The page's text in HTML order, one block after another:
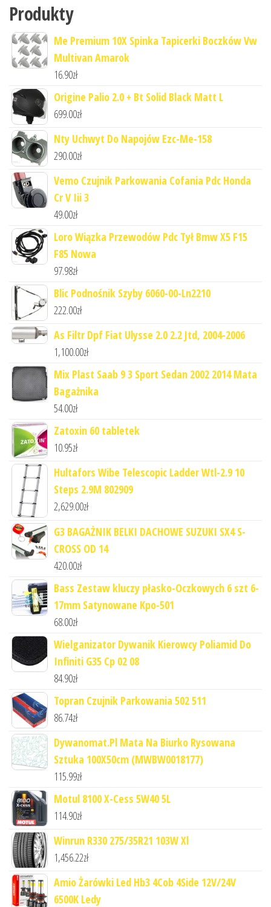
Produkty
Me Premium 10X Spinka Tapicerki Boczków Vw
Multivan Amarok
16.90zł
Origine Palio 2.0 + Bt Solid Black Matt L
699.00zł
Nty Uchwyt Do Napojów Ezc-Me-158
290.00zł
Vemo Czujnik Parkowania Cofania Pdc Honda
Cr V Iii 3
49.00zł
Loro Wiązka Przewodów Pdc Tył Bmw X5 F15
F85 Nowa
97.98zł
Blic Podnośnik Szyby 6060-00-Ln2210
222.00zł
As Filtr Dpf Fiat Ulysse 2.0 2.2 Jtd, 2004-2006
1,100.00zł
Mix Plast Saab 9 3 Sport Sedan 2002 2014 Mata
Bagażnika
54.00zł
Zatoxin 60 tabletek
10.95zł
Hultafors Wibe Telescopic Ladder Wtl-2.9 10
Steps 2.9M 802909
2,629.00zł
G3 BAGAŻNIK BELKI DACHOWE SUZUKI SX4 S-
CROSS OD 14
420.00zł
Bass Zestaw kluczy płasko-Oczkowych 6 szt 6-
17mm Satynowane Kpo-501
68.00zł
Wielganizator Dywanik Kierowcy Poliamid Do
Infiniti G35 Cp 02 08
84.90zł
Topran Czujnik Parkowania 502 511
86.74zł
Dywanomat.Pl Mata Na Biurko Rysowana
Sztuka 100X50cm (MWBW0018177)
115.99zł
Motul 8100 X-Cess 5W40 5L
114.90zł
Winrun R330 275/35R21 103W Xl
1,456.22zł
Amio Żarówki Led Hb3 4Cob 4Side 12V/24V
6500K Ledy